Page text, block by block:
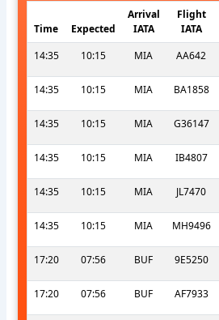
Time Expected
Arrival
IATA
Flight
IATA
14:35
10:15 MIA AA642
14:35 10:15 MIA BA1858
14:35 10:15 MIA G36147
14:35 10:15 MIA IB4807
14:35 10:15 MIA JL7470
14:35 10:15 MIA MH9496
17:20 07:56 BUF 9E5250
17:20 07:56 BUF AF7933